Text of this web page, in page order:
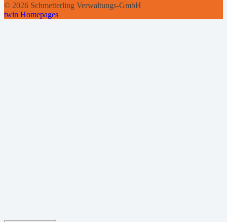
© 2026 Schmetterling Verwaltungs-GmbH
twin Homepages